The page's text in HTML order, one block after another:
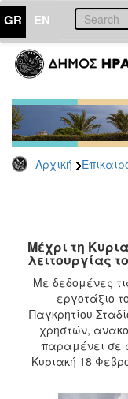
GR EN
Αρχική
ΕΠΙΚΑΙΡΟΤΗΤΑ
Τύπου
Αρχείο
2026
2025
2022
2021
2020
2019
2018
2017
Μέχρι τη
λειτουργίας
Με δεδομένες
εργοτάξιο
Παγκρητίου
χρηστών,
παραμένει σε
Κυριακή 18